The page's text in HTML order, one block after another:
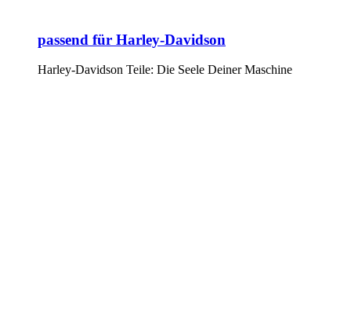
passend für Harley-Davidson
Harley-Davidson Teile: Die Seele Deiner Maschine